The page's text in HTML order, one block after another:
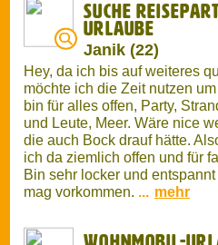
die auch Bock drauf hätte. Also
ich da ziemlich offen und für fast
Bin sehr locker und entspannt
mag vorkommen. ... mehr
Wohnmobil-
Regina (64)
Ich suche einen männlichen
alustchat, mitvLust hat, mit mi,
unkomplizirten und lieben Frau
vvorhandenen Wohnmobil ,
michvüber zuschriften undvbeine